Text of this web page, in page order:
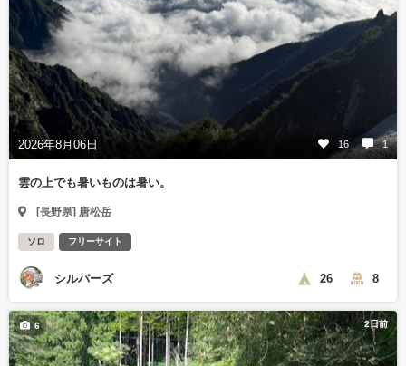
2026年8月06日 16 1
雲の上でも暑いものは暑い。
[長野県] 唐松岳
ソロ フリーサイト
シルバーズ 26 8
2日前
6